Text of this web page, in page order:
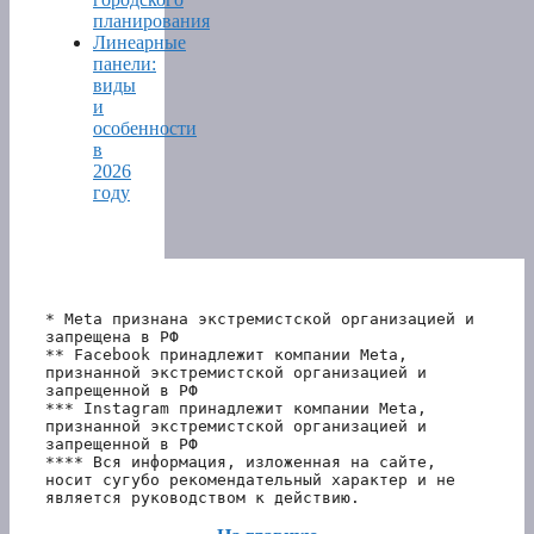
планирования
Линеарные
панели:
виды
и
особенности
в
2026
году
* Meta признана экстремистской организацией и
запрещена в РФ
** Facebook принадлежит компании Meta,
признанной экстремистской организацией и
запрещенной в РФ
*** Instagram принадлежит компании Meta,
признанной экстремистской организацией и
запрещенной в РФ
**** Вся информация, изложенная на сайте,
носит сугубо рекомендательный характер и не
является руководством к действию.